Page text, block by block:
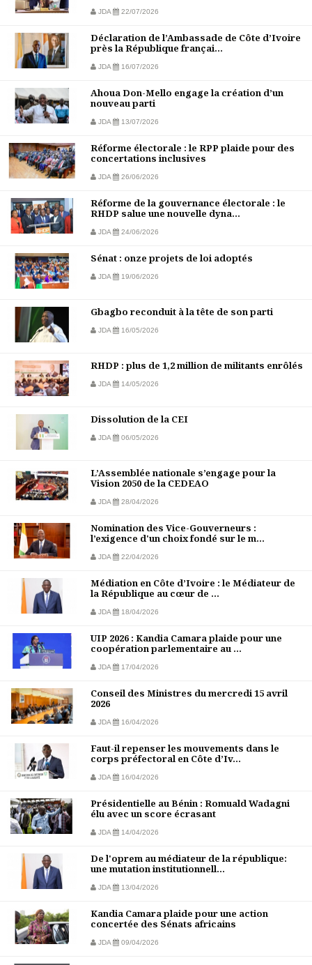
JDA 22/07/2026
Déclaration de l’Ambassade de Côte d’Ivoire
près la République françai...
JDA 16/07/2026
Ahoua Don-Mello engage la création d’un
nouveau parti
JDA 13/07/2026
Réforme électorale : le RPP plaide pour des
concertations inclusives
JDA 26/06/2026
Réforme de la gouvernance électorale : le
RHDP salue une nouvelle dyna...
JDA 24/06/2026
Sénat : onze projets de loi adoptés
JDA 19/06/2026
Gbagbo reconduit à la tête de son parti
JDA 16/05/2026
RHDP : plus de 1,2 million de militants enrôlés
JDA 14/05/2026
Dissolution de la CEI
JDA 06/05/2026
L’Assemblée nationale s’engage pour la
Vision 2050 de la CEDEAO
JDA 28/04/2026
Nomination des Vice-Gouverneurs :
l’exigence d'un choix fondé sur le m...
JDA 22/04/2026
Médiation en Côte d’Ivoire : le Médiateur de
la République au cœur de ...
JDA 18/04/2026
UIP 2026 : Kandia Camara plaide pour une
coopération parlementaire au ...
JDA 17/04/2026
Conseil des Ministres du mercredi 15 avril
2026
JDA 16/04/2026
Faut-il repenser les mouvements dans le
corps préfectoral en Côte d’Iv...
JDA 16/04/2026
Présidentielle au Bénin : Romuald Wadagni
élu avec un score écrasant
JDA 14/04/2026
De l'oprem au médiateur de la république:
une mutation institutionnell...
JDA 13/04/2026
Kandia Camara plaide pour une action
concertée des Sénats africains
JDA 09/04/2026